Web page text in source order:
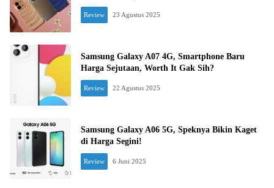
Review 23 Agustus 2025
Samsung Galaxy A07 4G, Smartphone Baru
Harga Sejutaan, Worth It Gak Sih?
Review 22 Agustus 2025
Samsung Galaxy A06 5G, Speknya Bikin Kaget
di Harga Segini!
Review 6 Juni 2025